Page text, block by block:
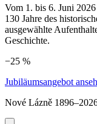
Vom 1. bis 6. Juni
130 Jahre des
ausgewählte
Geschichte.
−25 %
Jubiläumsangebot
Nové Lázně